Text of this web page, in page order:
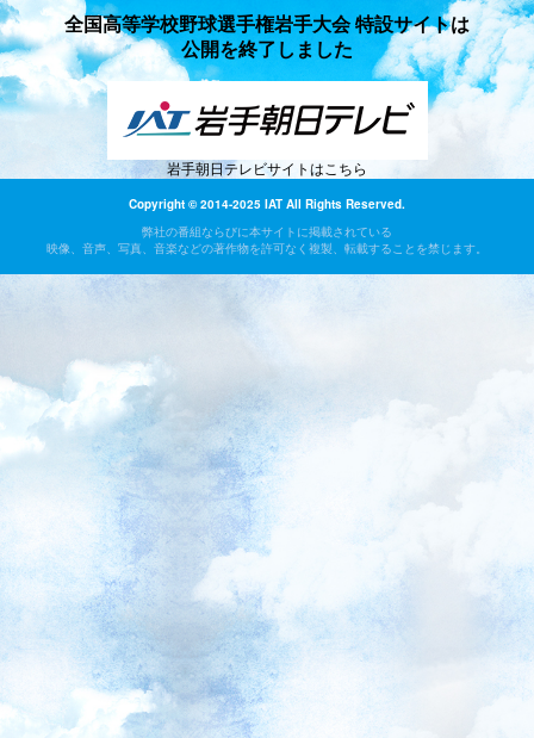
全国高等学校野球選手権岩手大会 特設サイトは
公開を終了しました
岩手朝日テレビサイトはこちら
Copyright © 2014-2025 IAT All Rights Reserved.
弊社の番組ならびに本サイトに掲載されている
映像、音声、写真、音楽などの著作物を許可なく複製、転載することを禁じます。